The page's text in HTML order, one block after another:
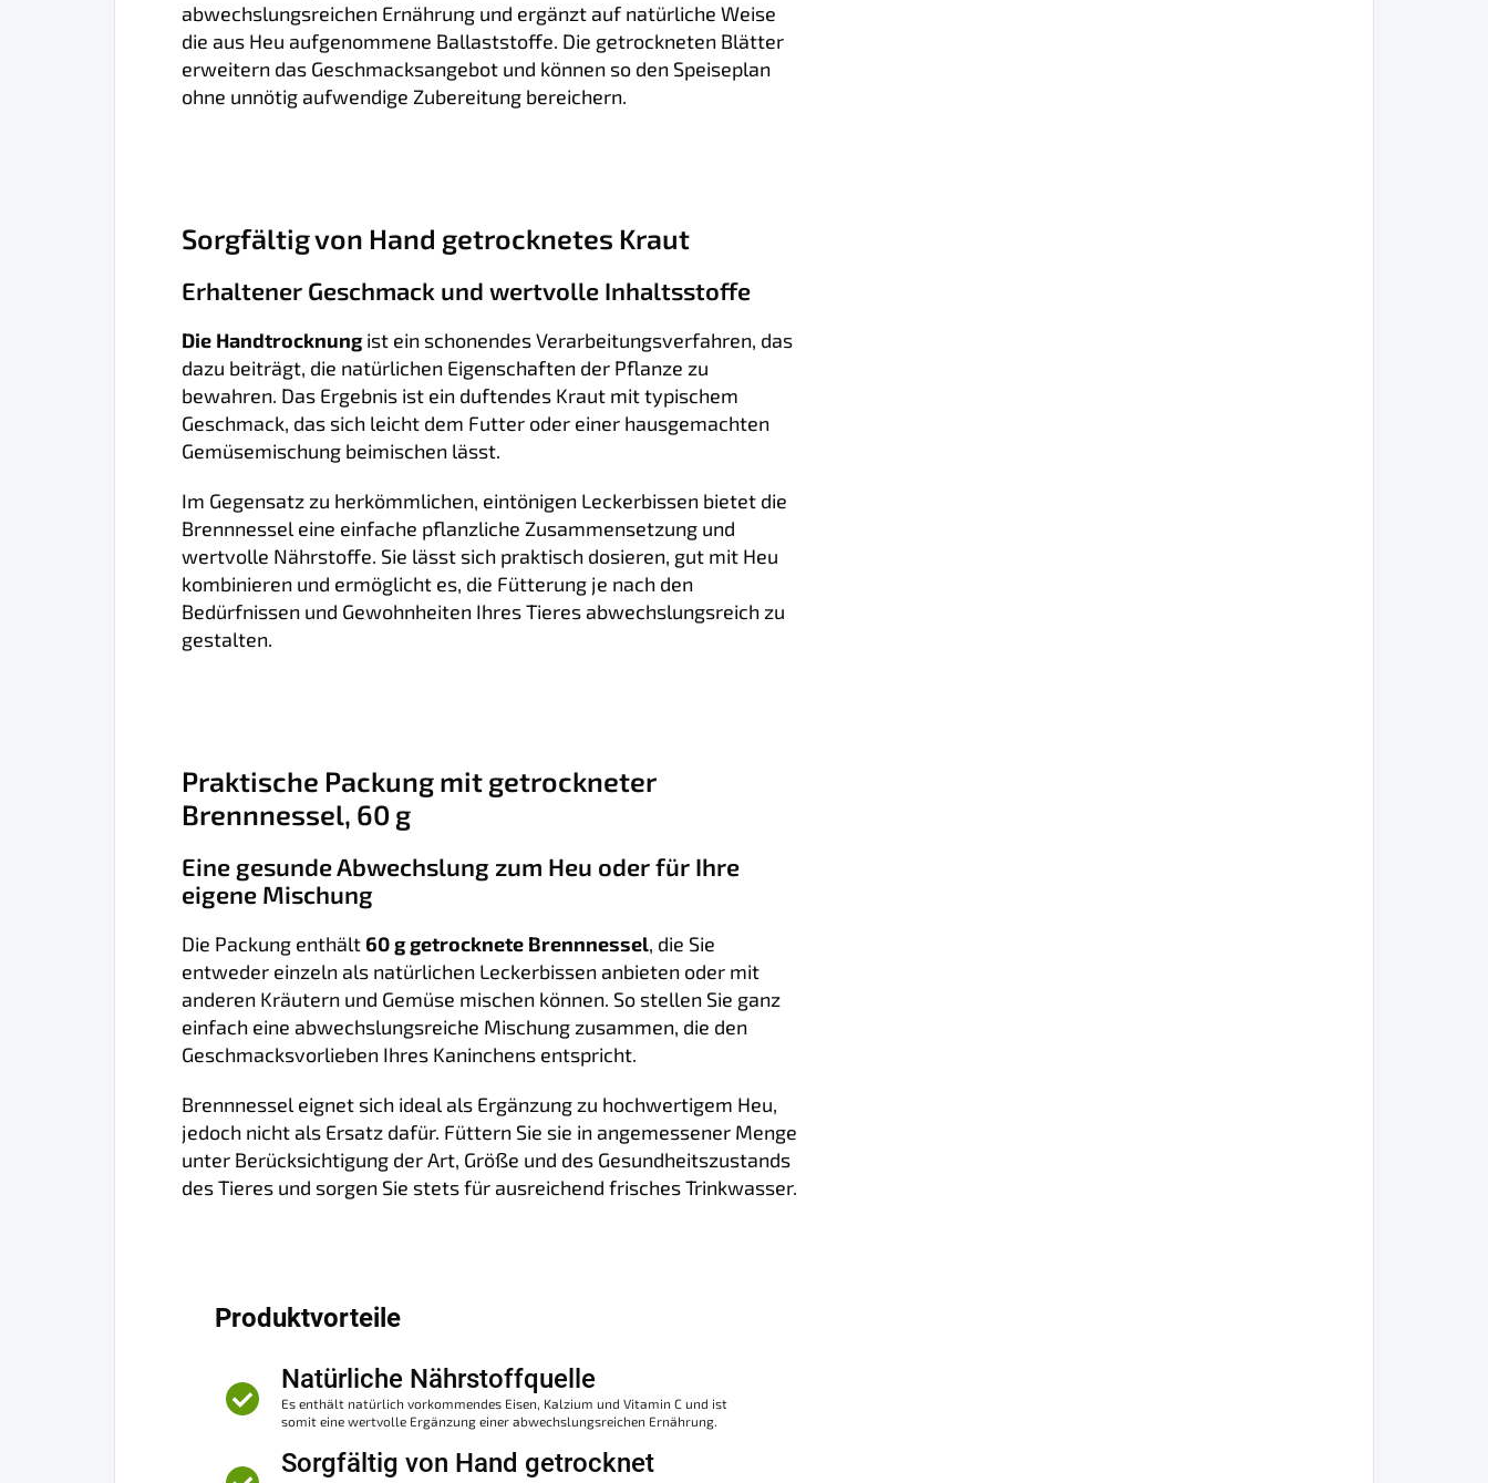
abwechslungsreichen Ernährung und ergänzt auf natürliche Weise
die aus Heu aufgenommene Ballaststoffe. Die getrockneten Blätter
erweitern das Geschmacksangebot und können so den Speiseplan
ohne unnötig aufwendige Zubereitung bereichern.
Sorgfältig von Hand getrocknetes Kraut
Erhaltener Geschmack und wertvolle Inhaltsstoffe
Die Handtrocknungist ein schonendes Verarbeitungsverfahren, das
dazu beiträgt, die natürlichen Eigenschaften der Pflanze zu
bewahren. Das Ergebnis ist ein duftendes Kraut mit typischem
Geschmack, das sich leicht dem Futter oder einer hausgemachten
Gemüsemischung beimischen lässt.
Im Gegensatz zu herkömmlichen, eintönigen Leckerbissen bietet die
Brennnessel eine einfache pflanzliche Zusammensetzung und
wertvolle Nährstoffe. Sie lässt sich praktisch dosieren, gut mit Heu
kombinieren und ermöglicht es, die Fütterung je nach den
Bedürfnissen und Gewohnheiten Ihres Tieres abwechslungsreich zu
gestalten.
Praktische Packung mit getrockneter
Brennnessel, 60 g
Eine gesunde Abwechslung zum Heu oder für Ihre
eigene Mischung
Die Packung enthält 60 g getrocknete Brennnessel, die Sie
entweder einzeln als natürlichen Leckerbissen anbieten oder mit
anderen Kräutern und Gemüse mischen können. So stellen Sie ganz
einfach eine abwechslungsreiche Mischung zusammen, die den
Geschmacksvorlieben Ihres Kaninchens entspricht.
Brennnessel eignet sich ideal als Ergänzung zu hochwertigem Heu,
jedoch nicht als Ersatz dafür. Füttern Sie sie in angemessener Menge
unter Berücksichtigung der Art, Größe und des Gesundheitszustands
des Tieres und sorgen Sie stets für ausreichend frisches Trinkwasser.
Produktvorteile
Natürliche Nährstoffquelle
Es enthält natürlich vorkommendes Eisen, Kalzium und Vitamin C und ist
somit eine wertvolle Ergänzung einer abwechslungsreichen Ernährung.
Sorgfältig von Hand getrocknet